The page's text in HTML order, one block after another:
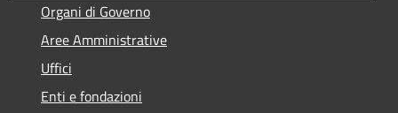
Organi di Governo
Aree Amministrative
Uffici
Enti e fondazioni